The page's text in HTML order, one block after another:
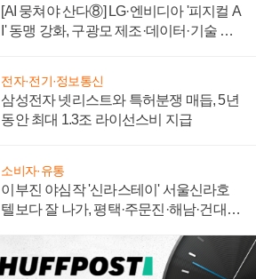
[AI 뭉쳐야 산다⑧] LG·엔비디아 '피지컬 A
I' 동맹 강화, 구광모 제조·데이터·기술 결
전자·전기·정보통신
삼성전자 넷리스트와 특허분쟁 매듭, 5년
동안 최대 1.3조 라이선스비 지급
소비자·유통
이부진 야심작 '신라스테이' 서울신라호
텔보다 잘 나가, 평택·주문진·해남·건대로